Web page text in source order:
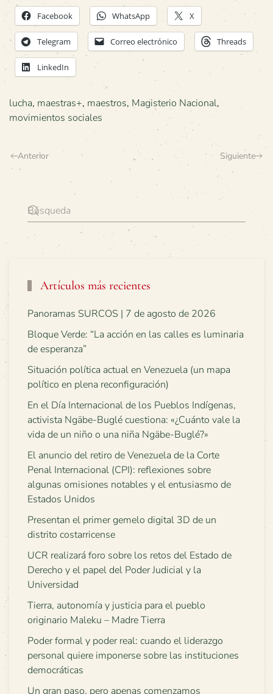
Facebook WhatsApp X
Telegram Correo electrónico Threads
LinkedIn
lucha, maestras+, maestros, Magisterio Nacional,
movimientos sociales
Anterior Siguiente
Artículos más recientes
Panoramas SURCOS | 7 de agosto de 2026
Bloque Verde: “La acción en las calles es luminaria
de esperanza”
Situación política actual en Venezuela (un mapa
político en plena reconfiguración)
En el Día Internacional de los Pueblos Indígenas,
activista Ngäbe-Buglé cuestiona: «¿Cuánto vale la
vida de un niño o una niña Ngäbe-Buglé?»
El anuncio del retiro de Venezuela de la Corte
Penal Internacional (CPI): reflexiones sobre
algunas omisiones notables y el entusiasmo de
Estados Unidos
Presentan el primer gemelo digital 3D de un
distrito costarricense
UCR realizará foro sobre los retos del Estado de
Derecho y el papel del Poder Judicial y la
Universidad
Tierra, autonomía y justicia para el pueblo
originario Maleku – Madre Tierra
Poder formal y poder real: cuando el liderazgo
personal quiere imponerse sobre las instituciones
democráticas
Un gran paso, pero apenas comenzamos